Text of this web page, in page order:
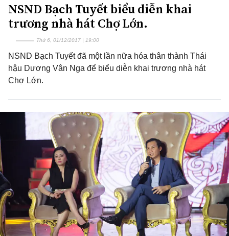
NSND Bạch Tuyết biểu diễn khai
trương nhà hát Chợ Lớn.
Thứ 6, 01/12/2017 | 19:00
NSND Bạch Tuyết đã một lần nữa hóa thân thành Thái
hậu Dương Vân Nga để biểu diễn khai trương nhà hát
Chợ Lớn.